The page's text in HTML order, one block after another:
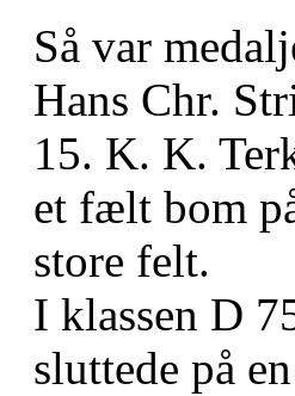
Så var
Hans Chr.
15. K. K.
et fælt bom
store felt.
I klassen D
sluttede på